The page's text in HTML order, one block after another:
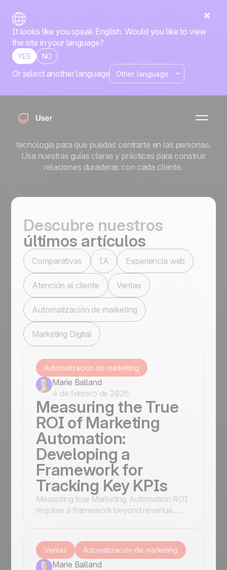
It looks like you speak English. Would you like to view
the site in your language?
YES NO
Or select another language
El blog de Positive
La automatización es más potente cuando se mantiene
tecnología para que puedas centrarte en las personas.
Usa nuestras guías claras y prácticas para construir
relaciones duraderas con cada cliente.
Descubre nuestros
últimos artículos
Comparativas IA Experiencia web
Atención al cliente Ventas
Automatización de marketing
Marketing Digital
Automatización de marketing
Marie Balland
4 de febrero de 2026
Measuring the True
ROI of Marketing
Automation:
Developing a
Framework for
Tracking Key KPIs
Measuring true Marketing Automation ROI
requires a framework beyond revenue.
holistic value and long-term success.
Ventas Automatización de marketing
Marie Balland